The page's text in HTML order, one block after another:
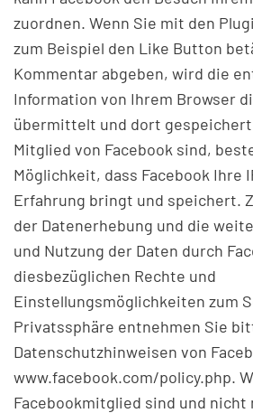
zuordnen. Wenn Sie mit den
zum Beispiel den Like Button
Kommentar abgeben, wird die
Information von Ihrem Browser
übermittelt und dort
Mitglied von Facebook sind,
Möglichkeit, dass Facebook Ihre
Erfahrung bringt und speichert.
der Datenerhebung und die
und Nutzung der Daten durch
diesbezüglichen Rechte und
Einstellungsmöglichkeiten zum
Privatssphäre entnehmen Sie
Datenschutzhinweisen von
www.facebook.com/policy.php.
Facebookmitglied sind und nicht